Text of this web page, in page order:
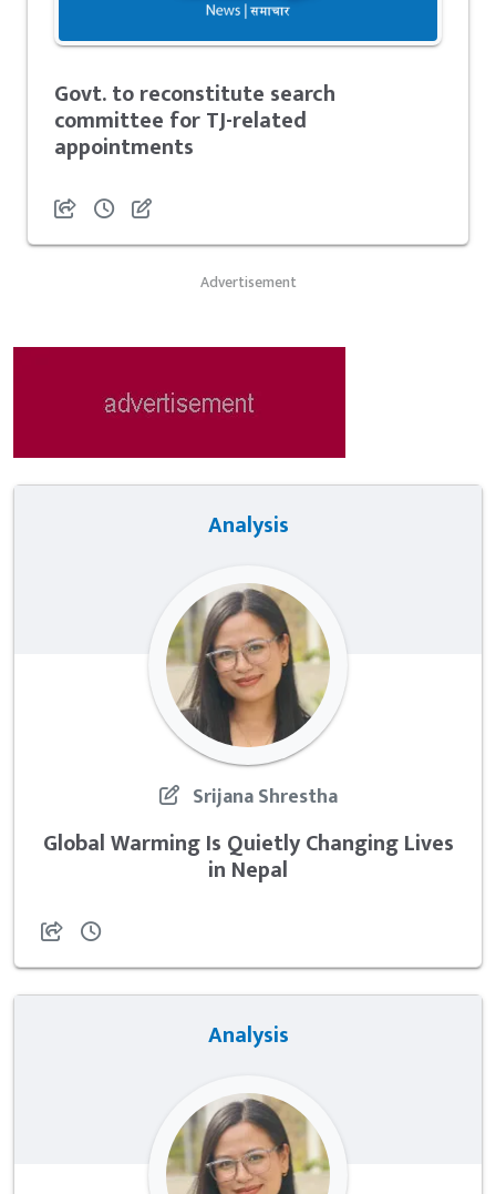
Govt. to reconstitute search
committee for TJ-related
appointments
Advertisement
Analysis
Srijana Shrestha
Global Warming Is Quietly Changing Lives
in Nepal
Analysis